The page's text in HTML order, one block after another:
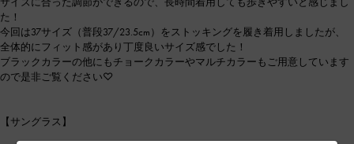
た！
今回は37サイズ（普段37/23.5cm）をストッキングを履き着用しましたが、
全体的にフィット感があり丁度良いサイズ感でした！
ブラックカラーの他にもチョークカラーやマルチカラーもご用意しています
ので是非ご覧ください♡
【サングラス】